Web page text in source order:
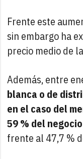
Frente este
sin embargo ha
precio medio de
Además, entre
blanca o de
en el caso del
59 % del
frente al 47,7 %